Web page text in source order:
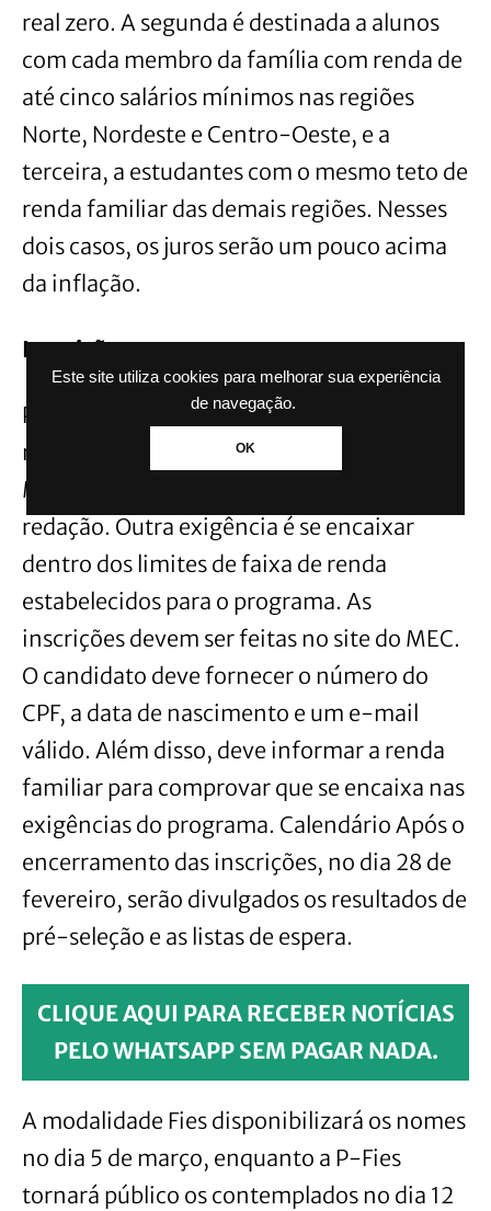
Este site utiliza cookies para melhorar sua experiência
de navegação.
OK
real zero. A segunda é destinada a alunos
com cada membro da família com renda de
até cinco salários mínimos nas regiões
Norte, Nordeste e Centro-Oeste, e a
terceira, a estudantes com o mesmo teto de
renda familiar das demais regiões. Nesses
dois casos, os juros serão um pouco acima
da inflação.
Inscrições
Pode se inscrever quem teve média de pelo
menos 450 no Exame Nacional do Ensino
Médio (Enem) e que não tenha zerado a
redação. Outra exigência é se encaixar
dentro dos limites de faixa de renda
estabelecidos para o programa. As
inscrições devem ser feitas no site do MEC.
O candidato deve fornecer o número do
CPF, a data de nascimento e um e-mail
válido. Além disso, deve informar a renda
familiar para comprovar que se encaixa nas
exigências do programa. Calendário Após o
encerramento das inscrições, no dia 28 de
fevereiro, serão divulgados os resultados de
pré-seleção e as listas de espera.
CLIQUE AQUI PARA RECEBER NOTÍCIAS
PELO WHATSAPP SEM PAGAR NADA.
A modalidade Fies disponibilizará os nomes
no dia 5 de março, enquanto a P-Fies
tornará público os contemplados no dia 12